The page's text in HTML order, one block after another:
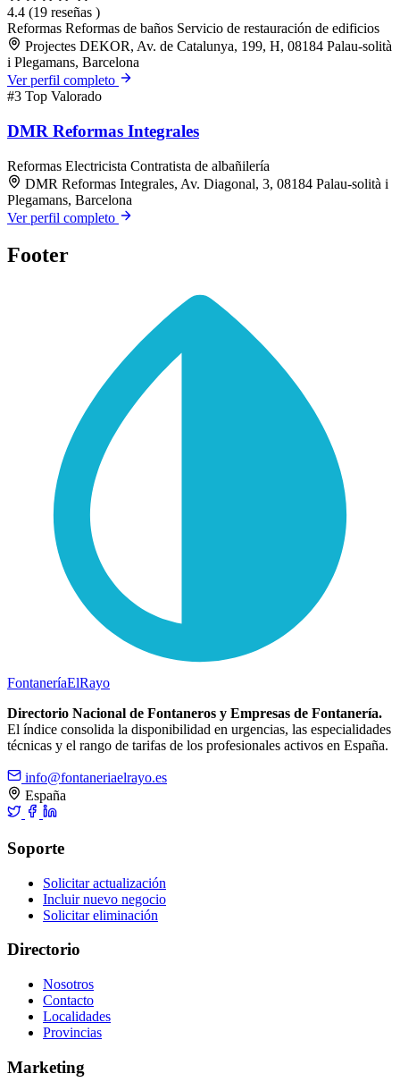
4.4 (19 reseñas )
Reformas Reformas de baños Servicio de restauración de edificios
Projectes DEKOR, Av. de Catalunya, 199, H, 08184 Palau-solità
i Plegamans, Barcelona
Ver perfil completo
#3 Top Valorado
DMR Reformas Integrales
Reformas Electricista Contratista de albañilería
DMR Reformas Integrales, Av. Diagonal, 3, 08184 Palau-solità i
Plegamans, Barcelona
Ver perfil completo
Footer
FontaneríaElRayo
Directorio Nacional de Fontaneros y Empresas de Fontanería.
El índice consolida la disponibilidad en urgencias, las especialidades
técnicas y el rango de tarifas de los profesionales activos en España.
info@fontaneriaelrayo.es
España
Soporte
Solicitar actualización
Incluir nuevo negocio
Solicitar eliminación
Directorio
Nosotros
Contacto
Localidades
Provincias
Marketing